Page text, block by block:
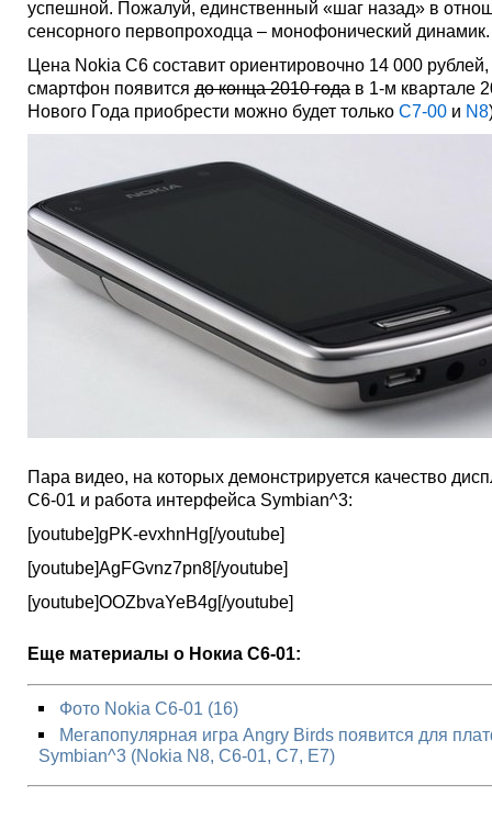
успешной. Пожалуй, единственный «шаг назад» в
сенсорного первопроходца – монофонический динамик.
Цена Nokia C6 составит ориентировочно 14 000
смартфон появится до конца 2010 года в 1-м квартале
Нового Года приобрести можно будет только C7-00 и N8
Пара видео, на которых демонстрируется качество
C6-01 и работа интерфейса Symbian^3:
[youtube]gPK-evxhnHg[/youtube]
[youtube]AgFGvnz7pn8[/youtube]
[youtube]OOZbvaYeB4g[/youtube]
Еще материалы о Нокиа С6-01:
Фото Nokia C6-01 (16)
Мегапопулярная игра Angry Birds появится для
Symbian^3 (Nokia N8, C6-01, C7, E7)